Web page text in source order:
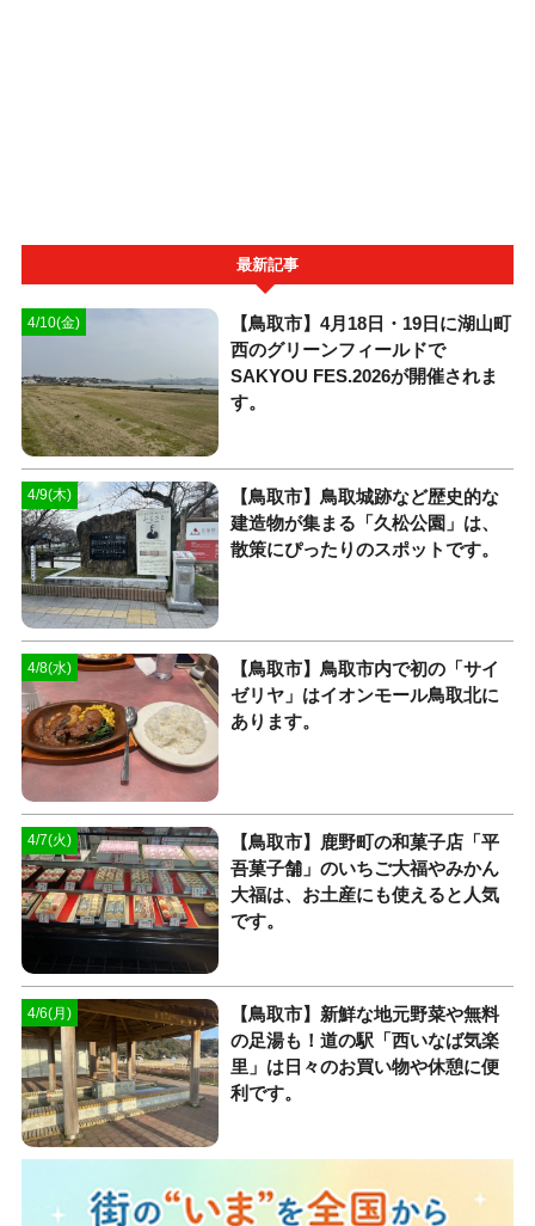
最新記事
4/10(金)
【鳥取市】4月18日・19日に湖山町
西のグリーンフィールドで
SAKYOU FES.2026が開催されま
す。
4/9(木)
【鳥取市】鳥取城跡など歴史的な
建造物が集まる「久松公園」は、
散策にぴったりのスポットです。
4/8(水)
【鳥取市】鳥取市内で初の「サイ
ゼリヤ」はイオンモール鳥取北に
あります。
4/7(火)
【鳥取市】鹿野町の和菓子店「平
吾菓子舗」のいちご大福やみかん
大福は、お土産にも使えると人気
です。
4/6(月)
【鳥取市】新鮮な地元野菜や無料
の足湯も！道の駅「西いなば気楽
里」は日々のお買い物や休憩に便
利です。